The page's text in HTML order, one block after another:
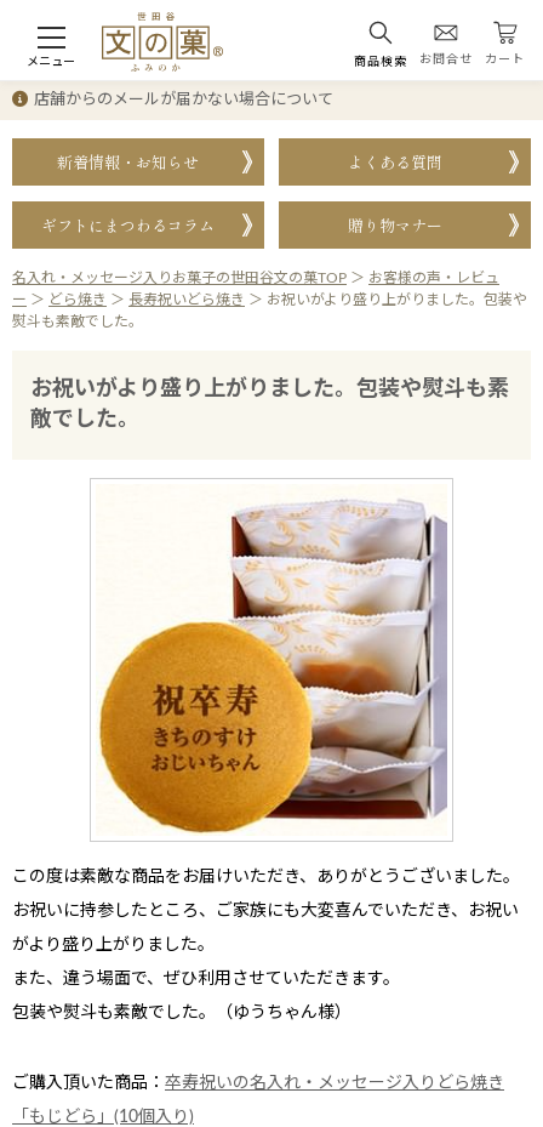
メニュー 商品検索 お問合せ カート
店舗からのメールが届かない場合について
新着情報・お知らせ よくある質問
ギフトにまつわるコラム 贈り物マナー
名入れ・メッセージ入りお菓子の世田谷文の菓TOP ＞ お客様の声・レビュ
ー ＞ どら焼き ＞ 長寿祝いどら焼き ＞ お祝いがより盛り上がりました。包装や
熨斗も素敵でした。
お祝いがより盛り上がりました。包装や熨斗も素
敵でした。
この度は素敵な商品をお届けいただき、ありがとうございました。
お祝いに持参したところ、ご家族にも大変喜んでいただき、お祝い
がより盛り上がりました。
また、違う場面で、ぜひ利用させていただきます。
包装や熨斗も素敵でした。（ゆうちゃん様）
ご購入頂いた商品： 卒寿祝いの名入れ・メッセージ入りどら焼き
「もじどら」(10個入り)